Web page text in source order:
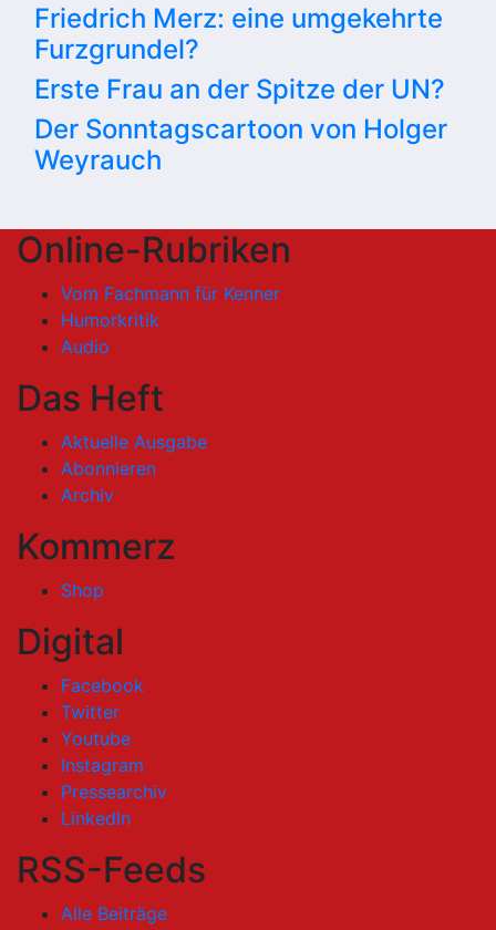
Friedrich Merz: eine umgekehrte
Furzgrundel?
Erste Frau an der Spitze der UN?
Der Sonntagscartoon von Holger
Weyrauch
Online-Rubriken
Vom Fachmann für Kenner
Humorkritik
Audio
Das Heft
Aktuelle Ausgabe
Abonnieren
Archiv
Kommerz
Shop
Digital
Facebook
Twitter
Youtube
Instagram
Pressearchiv
LinkedIn
RSS-Feeds
Alle Beiträge